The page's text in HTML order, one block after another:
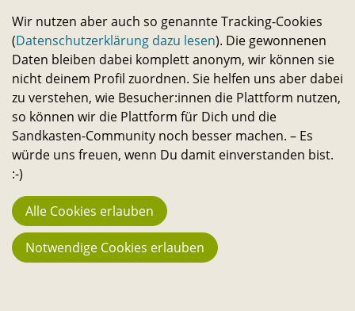
194
Projekte
3.666 €
Stehen aktuell zur Verfügung
130.067 €
Bisher in Projekte geflossen
3.016
Reservierungen im Sharing
Weiteres
Wir nutzen aber auch so genannte Tracking-Cookies
(Datenschutzerklärung dazu lesen). Die gewonnenen
Daten bleiben dabei komplett anonym, wir können sie
nicht deinem Profil zuordnen. Sie helfen uns aber dabei
zu verstehen, wie Besucher:innen die Plattform nutzen,
so können wir die Plattform für Dich und die
Sandkasten-Community noch besser machen. – Es
würde uns freuen, wenn Du damit einverstanden bist.
:-)
Alle Cookies erlauben
Notwendige Cookies erlauben